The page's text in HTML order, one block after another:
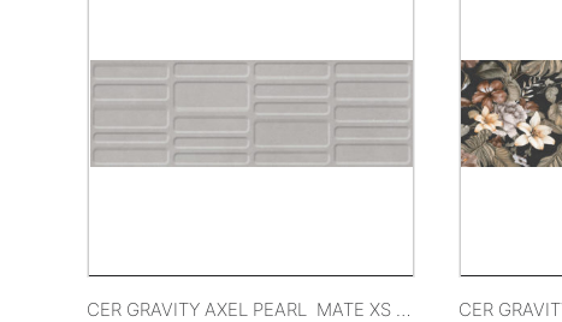
VER MÁS CER GRAVITY AXEL PEARL MATE XS (GEOMETRICO) 40X120 RECT